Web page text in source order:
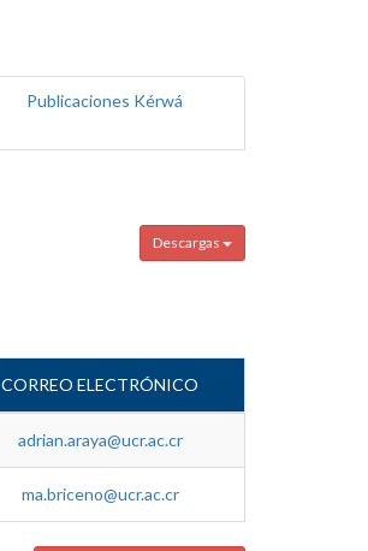
Publicaciones Kérwá
Descargas
CORREO ELECTRÓNICO
adrian.araya@ucr.ac.cr
ma.briceno@ucr.ac.cr